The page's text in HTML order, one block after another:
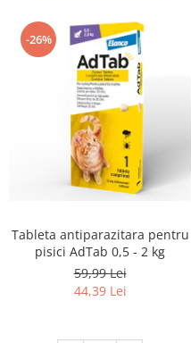
-26%
Tableta antiparazitara pentru
pisici AdTab 0,5 - 2 kg
59,99 Lei
44,39 Lei